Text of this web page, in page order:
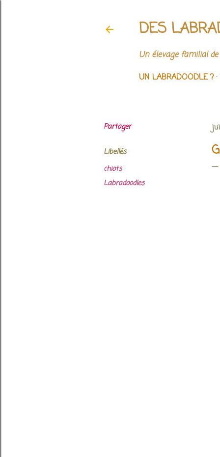
DES
Un élevage familial
UN LABRADOODLE ?
Partager
Libellés
chiots
Labradoodles